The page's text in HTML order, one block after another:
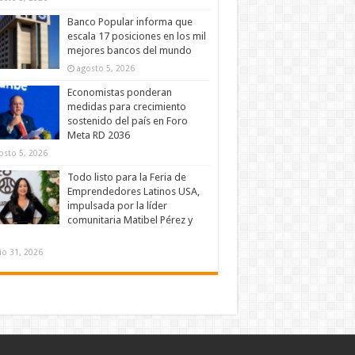
Banco Popular informa que
escala 17 posiciones en los mil
mejores bancos del mundo
agosto 5, 2026
Economistas ponderan
medidas para crecimiento
sostenido del país en Foro
Meta RD 2036
5, 2026
Todo listo para la Feria de
Emprendedores Latinos USA,
impulsada por la líder
comunitaria Matibel Pérez y
31, 2026